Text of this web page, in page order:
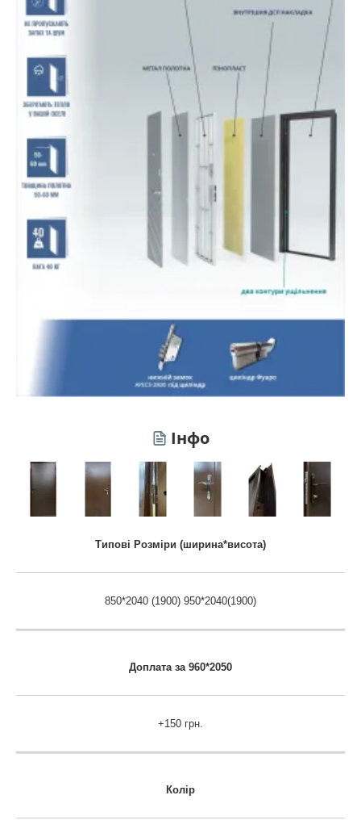
Інфо
Типові Розміри (ширина*висота)
850*2040 (1900) 950*2040(1900)
Доплата за 960*2050
+150 грн.
Колір